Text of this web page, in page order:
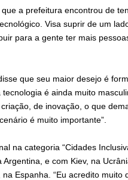
a prefeitura encontrou de
Visa suprir de um
para a gente ter mais
que seu maior desejo é
é ainda muito
de inovação, o que
é muito importante”.
na categoria “Cidades
e com Kiev, na
Espanha. “Eu acredito muito